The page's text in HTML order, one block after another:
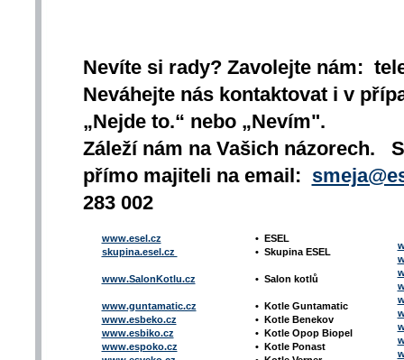
Nevíte si rady? Zavolejte nám:
Neváhejte nás kontaktovat i v
„Nejde to.“ nebo „Nevím".
Záleží nám na Vašich názorech.
přímo majiteli na email:
283 002
www.esel.cz
skupina.esel.cz
www.SalonKotlu.cz
www.guntamatic.cz
www.esbeko.cz
www.esbiko.cz
www.espoko.cz
• ESEL
• Skupina ESEL
• Salon kotlů
• Kotle Guntamatic
• Kotle Benekov
• Kotle Opop Biopel
• Kotle Ponast